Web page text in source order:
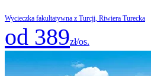
Wycieczka fakultatywna z Turcji, Riwiera Turecka
od 389zł/os.